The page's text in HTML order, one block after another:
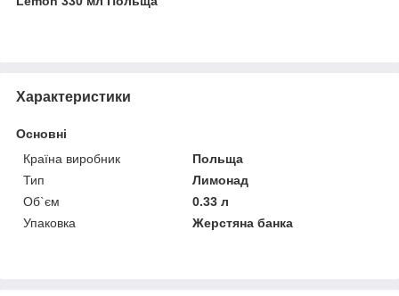
Характеристики
Основні
Країна виробник
Польща
Тип
Лимонад
Об`єм
0.33 л
Упаковка
Жерстяна банка